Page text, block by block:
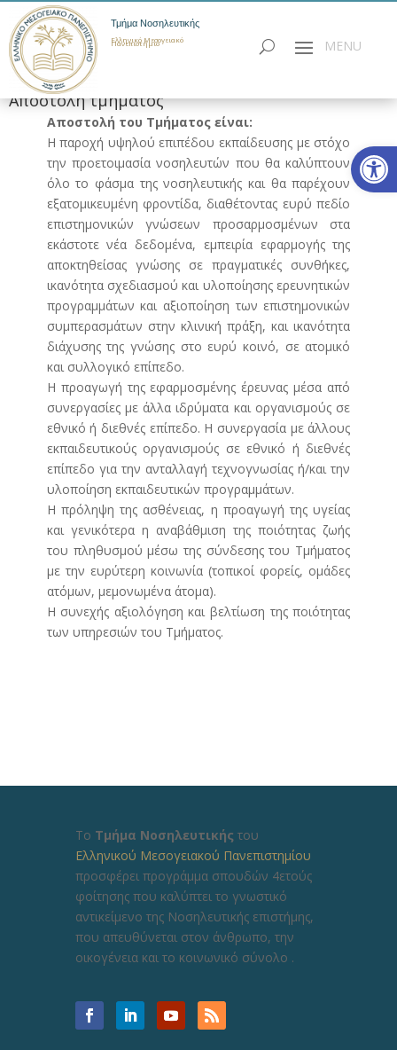
Τμήμα Νοσηλευτικής
Ελληνικό Μεσογειακό
Πανεπιστήμιο
Αποστολή τμήματος
Αποστολή του Τμήματος είναι:
Η παροχή υψηλού επιπέδου εκπαίδευσης με στόχο
την προετοιμασία νοσηλευτών που θα καλύπτουν
όλο το φάσμα της νοσηλευτικής και θα παρέχουν
εξατομικευμένη φροντίδα, διαθέτοντας ευρύ πεδίο
επιστημονικών γνώσεων προσαρμοσμένων στα
εκάστοτε νέα δεδομένα, εμπειρία εφαρμογής της
αποκτηθείσας γνώσης σε πραγματικές συνθήκες,
ικανότητα σχεδιασμού και υλοποίησης ερευνητικών
προγραμμάτων και αξιοποίηση των επιστημονικών
συμπερασμάτων στην κλινική πράξη, και ικανότητα
διάχυσης της γνώσης στο ευρύ κοινό, σε ατομικό
και συλλογικό επίπεδο.
Η προαγωγή της εφαρμοσμένης έρευνας μέσα από
συνεργασίες με άλλα ιδρύματα και οργανισμούς σε
εθνικό ή διεθνές επίπεδο. Η συνεργασία με άλλους
εκπαιδευτικούς οργανισμούς σε εθνικό ή διεθνές
επίπεδο για την ανταλλαγή τεχνογνωσίας ή/και την
υλοποίηση εκπαιδευτικών προγραμμάτων.
Η πρόληψη της ασθένειας, η προαγωγή της υγείας
και γενικότερα η αναβάθμιση της ποιότητας ζωής
του πληθυσμού μέσω της σύνδεσης του Τμήματος
με την ευρύτερη κοινωνία (τοπικοί φορείς, ομάδες
ατόμων, μεμονωμένα άτομα).
Η συνεχής αξιολόγηση και βελτίωση της ποιότητας
των υπηρεσιών του Τμήματος.
Το Τμήμα Νοσηλευτικής του
Ελληνικού Μεσογειακού Πανεπιστημίου
προσφέρει προγράμμα σπουδών 4ετούς
φοίτησης που καλύπτει το γνωστικό
αντικείμενο της Νοσηλευτικής επιστήμης,
που απευθύνεται στον άνθρωπο, την
οικογένεια και το κοινωνικό σύνολο .